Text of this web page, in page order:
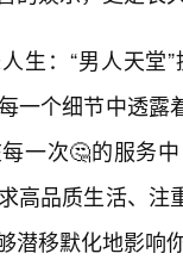
生：“男人天堂
一个细节中透
一次🤔的服务
高品质生活、
潜移默化地影响